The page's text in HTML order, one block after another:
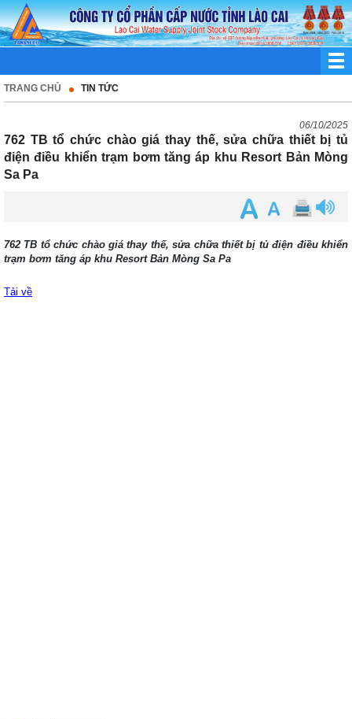
TRANG CHỦ TIN TỨC
06/10/2025
762 TB tổ chức chào giá thay thế, sửa chữa thiết bị tủ
điện điều khiển trạm bơm tăng áp khu Resort Bản Mòng
Sa Pa
762 TB tổ chức chào giá thay thế, sửa chữa thiết bị tủ điện điều khiển
trạm bơm tăng áp khu Resort Bản Mòng Sa Pa
Tải về